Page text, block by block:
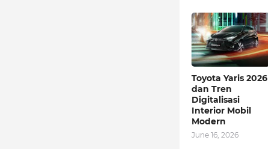
Toyota Yaris 2026
dan Tren
Digitalisasi
Interior Mobil
Modern
June 16, 2026